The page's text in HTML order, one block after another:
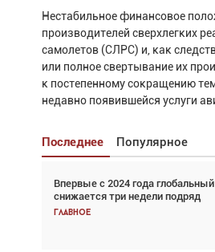
Нестабильное финансовое
производителей сверхлегких
самолетов (СЛРС) и, как
или полное свертывание их
к постепенному сокращению
недавно появившейся услуги
Последнее Популярное
Впервые с 2024 года
снижается три недели подряд
Главное
Взгляд с высоты: тандем
спасательных операциях
Главное